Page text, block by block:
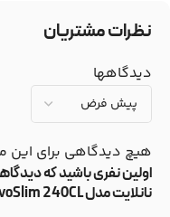
نظرات مشتریان
دیدگاهها
هیچ دیدگاهی برای
نانلایت مدل Nanlite PavoSlim 240CL”